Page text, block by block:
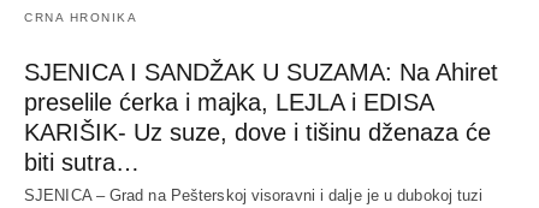
CRNA HRONIKA
SJENICA I SANDŽAK U SUZAMA: Na Ahiret
preselile ćerka i majka, LEJLA i EDISA
KARIŠIK- Uz suze, dove i tišinu dženaza će
biti sutra…
SJENICA – Grad na Pešterskoj visoravni i dalje je u dubokoj tuzi